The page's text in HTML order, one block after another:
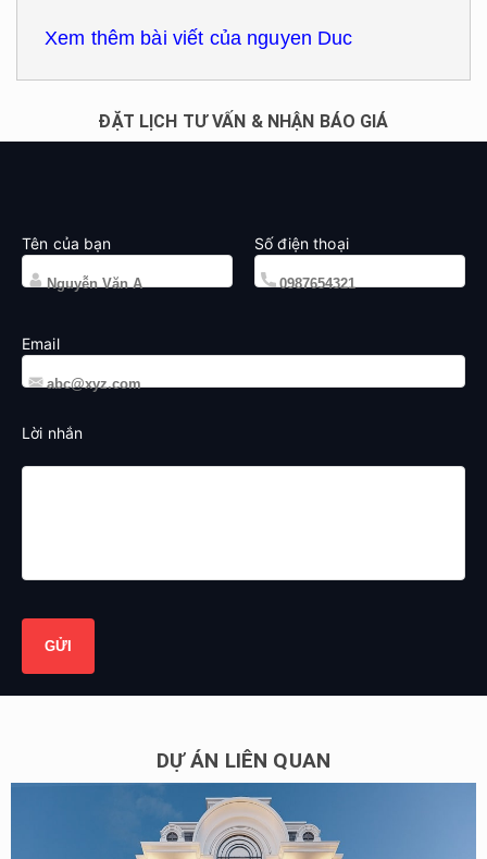
Xem thêm bài viết của nguyen Duc
ĐẶT LỊCH TƯ VẤN & NHẬN BÁO GIÁ
Tên của bạn Số điện thoại
Email
Lời nhắn
DỰ ÁN LIÊN QUAN